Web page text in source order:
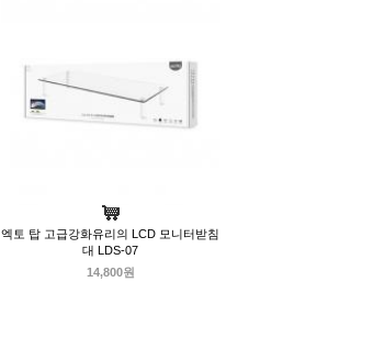
엑토 탑 고급강화유리의 LCD 모니터받침
대 LDS-07
14,800원